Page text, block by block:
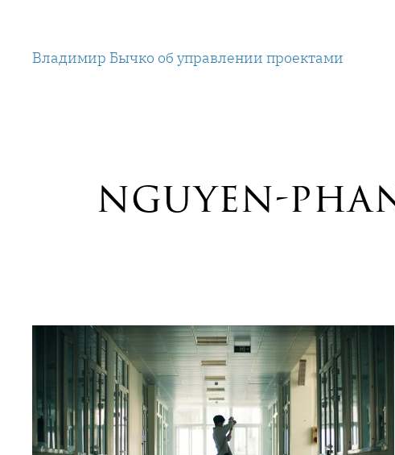
содержимому
Владимир Бычко об управлении проектами
nguyen-